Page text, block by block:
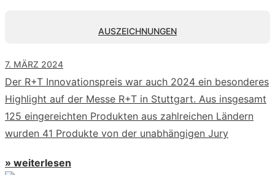
AUSZEICHNUNGEN
7. MÄRZ 2024
Der R+T Innovationspreis war auch 2024 ein besonderes
Highlight auf der Messe R+T in Stuttgart. Aus insgesamt
125 eingereichten Produkten aus zahlreichen Ländern
wurden 41 Produkte von der unabhängigen Jury
» weiterlesen